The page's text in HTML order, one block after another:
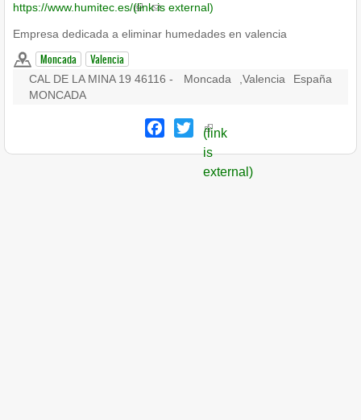
https://www.humitec.es/(link is external)
Empresa dedicada a eliminar humedades en valencia
Moncada Valencia
CAL DE LA MINA 19 46116 -
MONCADA
Moncada Valencia España
Facebook
Twitter
(link
is
external)